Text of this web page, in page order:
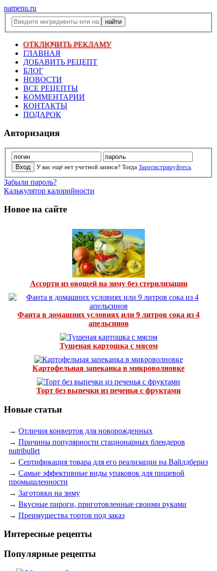
namenu.ru
ОТКЛЮЧИТЬ РЕКЛАМУ
ГЛАВНАЯ
ДОБАВИТЬ РЕЦЕПТ
БЛОГ
НОВОСТИ
ВСЕ РЕЦЕПТЫ
КОММЕНТАРИИ
КОНТАКТЫ
ПОДАРОК
Авторизация
У вас ещё нет учетной записи? Тогда Зарегистрируйтесь
Забыли пароль?
Калькулятор калорийности
Новое на сайте
Ассорти из овощей на зиму без стерилизации
Фанта в домашних условиях или 9 литров сока из 4
апельсинов
Тушеная картошка с мясом
Картофельная запеканка в микроволновке
Торт без выпечки из печенья с фруктами
Новые статьи
→ Отличия конвертов для новорожденных
→ Причины популярности стационарных блендеров
nutribullet
→ Сертификация товара для его реализации на Вайлдбериз
→ Самые эффективные виды упаковок для пищевой
промышленности
→ Заготовки на зиму
→ Вкусные пироги, приготовленные своими руками
→ Преимущества тортов под заказ
Интересные рецепты
Популярные рецепты